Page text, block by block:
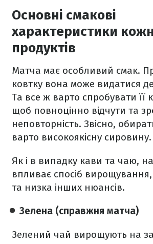
Основні смакові
характеристики
продуктів
Матча має особливий смак.
ковтку вона може видатися
Та все ж варто спробувати її
щоб повноцінно відчути та
неповторність. Звісно,
варто високоякісну сировину.
Як і в випадку кави та чаю, на
впливає спосіб
та низка інших нюансів.
Зелена (справжня матча)
Зелений чай вирощують на